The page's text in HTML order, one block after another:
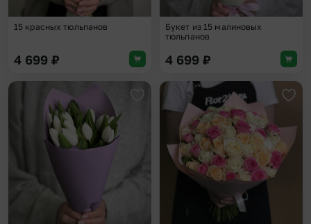
15 красных тюльпанов
4 699 ₽
Букет из 15 малиновых
тюльпанов
4 699 ₽
Добавить в избранное